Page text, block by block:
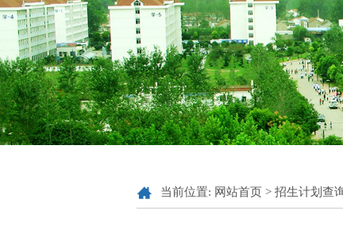
当前位置: 网站首页 > 招生计划查